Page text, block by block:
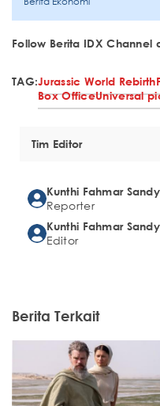
Follow Berita IDX Channel
TAG:Jurassic World Rebirth
Box OfficeUniversal
Tim Editor
Kunthi Fahmar Sandy
Reporter
Kunthi Fahmar Sandy
Editor
Berita Terkait